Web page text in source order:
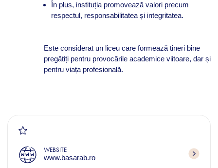
În plus, instituția promovează valori precum
respectul, responsabilitatea și integritatea.
Este considerat un liceu care formează tineri bine
pregătiți pentru provocările academice viitoare, dar și
pentru viața profesională.
WEBSITE
www.basarab.ro